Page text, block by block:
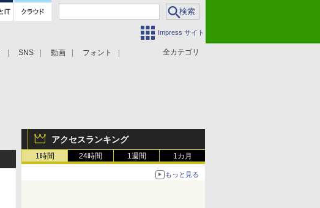
Impress サイト
全カテゴリ
SNS 動画 フォント
アクセスランキング
1時間 24時間 1週間 1カ月
もっと見る